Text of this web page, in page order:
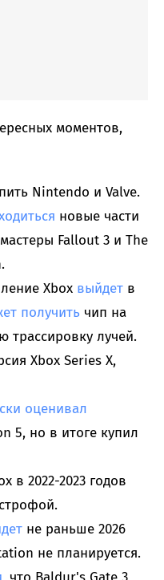
моментов,
Nintendo и Valve.
новые части
Fallout 3 и The
Xbox выйдет в
получить чип на
трассировку лучей.
Xbox Series X,
оценивал
5, но в итоге купил
в 2022-2023 годов
не раньше 2026
не планируется.